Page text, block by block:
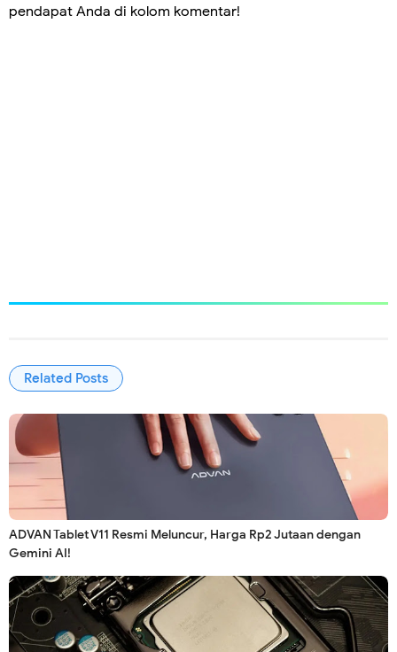
pendapat Anda di kolom komentar!
Related Posts
ADVAN Tablet V11 Resmi Meluncur, Harga Rp2 Jutaan dengan
Gemini AI!